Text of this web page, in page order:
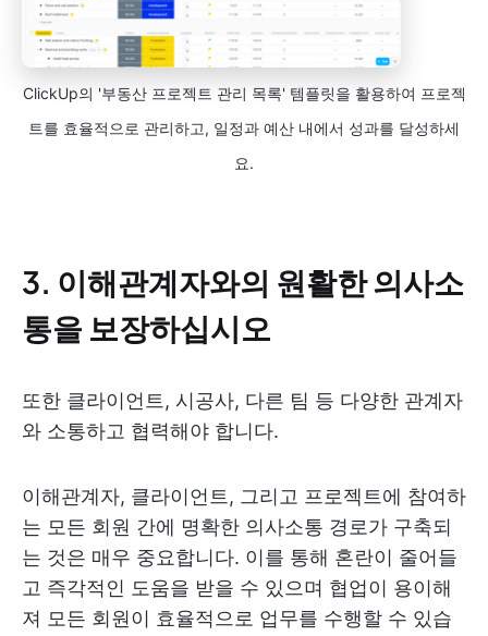
ClickUp의 '부동산 프로젝트 관리 목록' 템플릿을 활용하여 프로젝
트를 효율적으로 관리하고, 일정과 예산 내에서 성과를 달성하세
요.
3. 이해관계자와의 원활한 의사소
통을 보장하십시오
또한 클라이언트, 시공사, 다른 팀 등 다양한 관계자
와 소통하고 협력해야 합니다.
이해관계자, 클라이언트, 그리고 프로젝트에 참여하
는 모든 회원 간에 명확한 의사소통 경로가 구축되
는 것은 매우 중요합니다. 이를 통해 혼란이 줄어들
고 즉각적인 도움을 받을 수 있으며 협업이 용이해
져 모든 회원이 효율적으로 업무를 수행할 수 있습